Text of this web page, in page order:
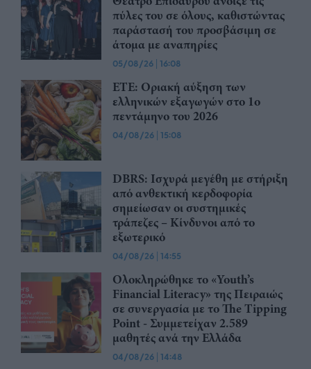
πύλες του σε όλους, καθιστώντας
παράστασή του προσβάσιμη σε
άτομα με αναπηρίες
05/08/26 | 16:08
ΕΤΕ: Οριακή αύξηση των
ελληνικών εξαγωγών στο 1ο
πεντάμηνο του 2026
04/08/26 | 15:08
DBRS: Ισχυρά μεγέθη με στήριξη
από ανθεκτική κερδοφορία
σημείωσαν οι συστημικές
τράπεζες – Kίνδυνοι από το
εξωτερικό
04/08/26 | 14:55
Ολοκληρώθηκε το «Youth’s
Financial Literacy» της Πειραιώς
σε συνεργασία με το The Tipping
Point - Συμμετείχαν 2.589
μαθητές ανά την Ελλάδα
04/08/26 | 14:48